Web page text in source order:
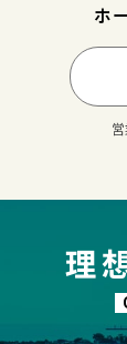
ホ
理